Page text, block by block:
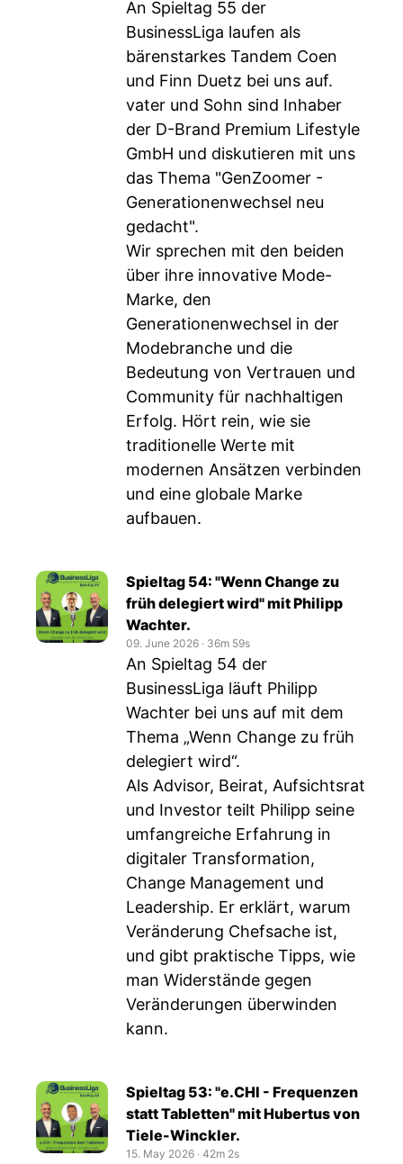
An Spieltag 55 der
BusinessLiga laufen als
bärenstarkes Tandem Coen
und Finn Duetz bei uns auf.
vater und Sohn sind Inhaber
der D-Brand Premium Lifestyle
GmbH und diskutieren mit uns
das Thema "GenZoomer -
Generationenwechsel neu
gedacht".
Wir sprechen mit den beiden
über ihre innovative Mode-
Marke, den
Generationenwechsel in der
Modebranche und die
Bedeutung von Vertrauen und
Community für nachhaltigen
Erfolg. Hört rein, wie sie
traditionelle Werte mit
modernen Ansätzen verbinden
und eine globale Marke
aufbauen.
Spieltag 54: "Wenn Change zu
früh delegiert wird" mit Philipp
Wachter.
09. June 2026 ‧ 36m 59s
An Spieltag 54 der
BusinessLiga läuft Philipp
Wachter bei uns auf mit dem
Thema „Wenn Change zu früh
delegiert wird“.
Als Advisor, Beirat, Aufsichtsrat
und Investor teilt Philipp seine
umfangreiche Erfahrung in
digitaler Transformation,
Change Management und
Leadership. Er erklärt, warum
Veränderung Chefsache ist,
und gibt praktische Tipps, wie
man Widerstände gegen
Veränderungen überwinden
kann.
Spieltag 53: "e.CHI - Frequenzen
statt Tabletten" mit Hubertus von
Tiele-Winckler.
15. May 2026 ‧ 42m 2s